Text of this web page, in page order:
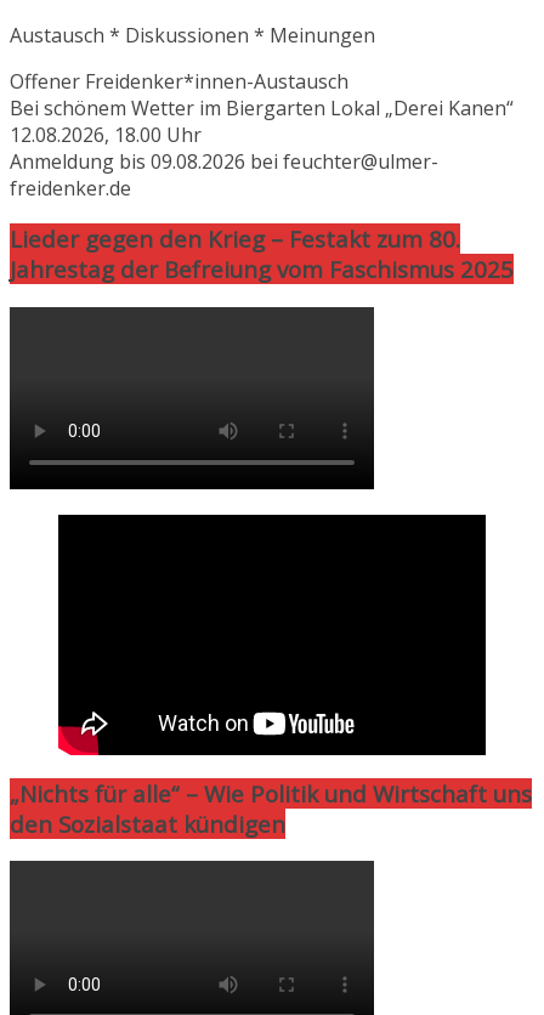
Austausch * Diskussionen * Meinungen
Offener Freidenker*innen-Austausch
Bei schönem Wetter im Biergarten Lokal „Derei Kanen“
12.08.2026, 18.00 Uhr
Anmeldung bis 09.08.2026 bei feuchter@ulmer-
freidenker.de
Lieder gegen den Krieg – Festakt zum 80.
Jahrestag der Befreiung vom Faschismus 2025
„Nichts für alle“ – Wie Politik und Wirtschaft uns
den Sozialstaat kündigen